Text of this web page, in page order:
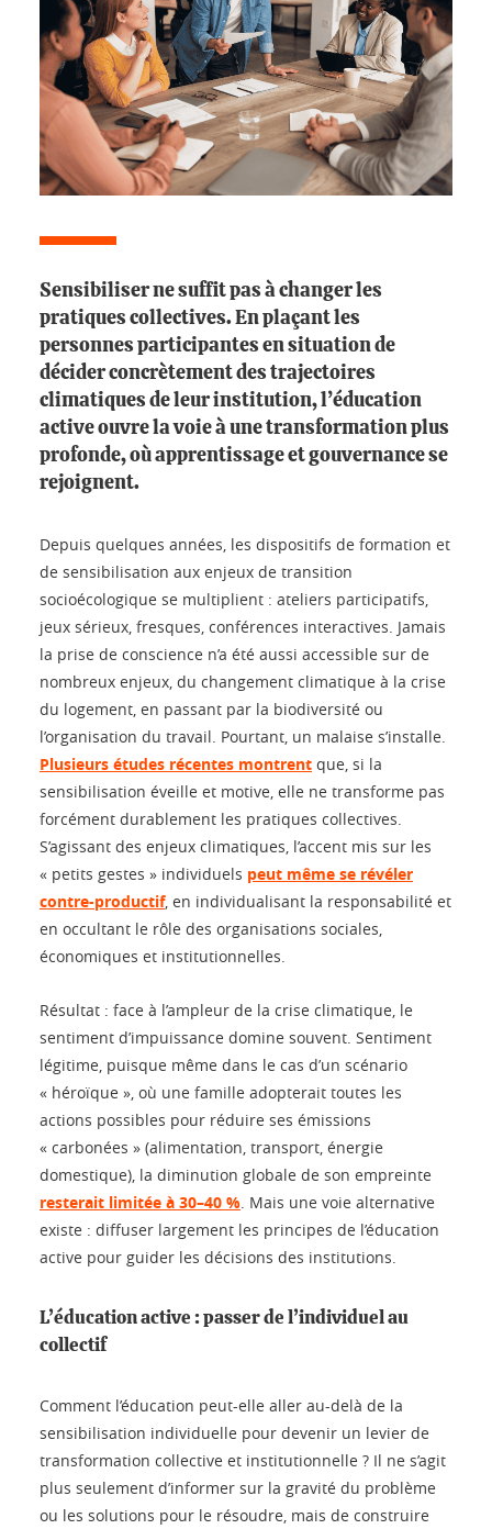
Sensibiliser ne suffit pas à changer les
pratiques collectives. En plaçant les
personnes participantes en situation de
décider concrètement des trajectoires
climatiques de leur institution, l’éducation
active ouvre la voie à une transformation plus
profonde, où apprentissage et gouvernance se
rejoignent.
Depuis quelques années, les dispositifs de formation et
de sensibilisation aux enjeux de transition
socioécologique se multiplient : ateliers participatifs,
jeux sérieux, fresques, conférences interactives. Jamais
la prise de conscience n’a été aussi accessible sur de
nombreux enjeux, du changement climatique à la crise
du logement, en passant par la biodiversité ou
l’organisation du travail. Pourtant, un malaise s’installe.
Plusieurs études récentes montrent que, si la
sensibilisation éveille et motive, elle ne transforme pas
forcément durablement les pratiques collectives.
S’agissant des enjeux climatiques, l’accent mis sur les
« petits gestes » individuels peut même se révéler
contre-productif, en individualisant la responsabilité et
en occultant le rôle des organisations sociales,
économiques et institutionnelles.
Résultat : face à l’ampleur de la crise climatique, le
sentiment d’impuissance domine souvent. Sentiment
légitime, puisque même dans le cas d’un scénario
« héroïque », où une famille adopterait toutes les
actions possibles pour réduire ses émissions
« carbonées » (alimentation, transport, énergie
domestique), la diminution globale de son empreinte
resterait limitée à 30–40 % . Mais une voie alternative
existe : diffuser largement les principes de l’éducation
active pour guider les décisions des institutions.
L’éducation active : passer de l’individuel au
collectif
Comment l’éducation peut-elle aller au-delà de la
sensibilisation individuelle pour devenir un levier de
transformation collective et institutionnelle ? Il ne s’agit
plus seulement d’informer sur la gravité du problème
ou les solutions pour le résoudre, mais de construire